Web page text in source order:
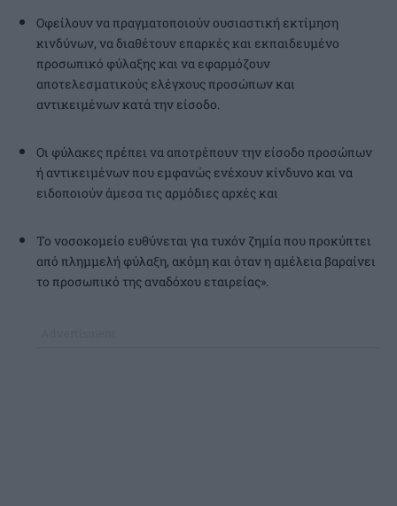
Οφείλουν να πραγματοποιούν ουσιαστική εκτίμηση
κινδύνων, να διαθέτουν επαρκές και εκπαιδευμένο
προσωπικό φύλαξης και να εφαρμόζουν
αποτελεσματικούς ελέγχους προσώπων και
αντικειμένων κατά την είσοδο.
Οι φύλακες πρέπει να αποτρέπουν την είσοδο προσώπων
ή αντικειμένων που εμφανώς ενέχουν κίνδυνο και να
ειδοποιούν άμεσα τις αρμόδιες αρχές και
Το νοσοκομείο ευθύνεται για τυχόν ζημία που προκύπτει
από πλημμελή φύλαξη, ακόμη και όταν η αμέλεια βαραίνει
το προσωπικό της αναδόχου εταιρείας».